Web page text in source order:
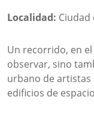
Localidad: Ciudad
Un recorrido, en
observar, sino
urbano de artistas
edificios de